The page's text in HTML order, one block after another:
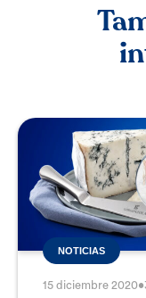
NOTICIAS
15 diciembre 2020•